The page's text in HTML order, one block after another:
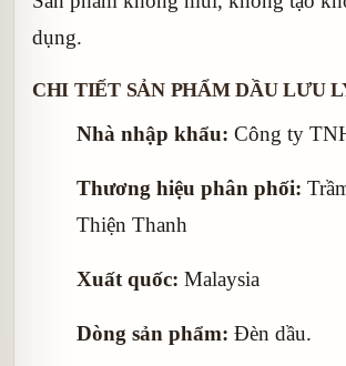
dụng.
CHI TIẾT SẢN PHẨM DẦU LƯU
Nhà nhập khẩu: Công ty
Thương hiệu phân phối:
Thiện Thanh
Xuất quốc: Malaysia
Dòng sản phẩm: Đèn dầu.